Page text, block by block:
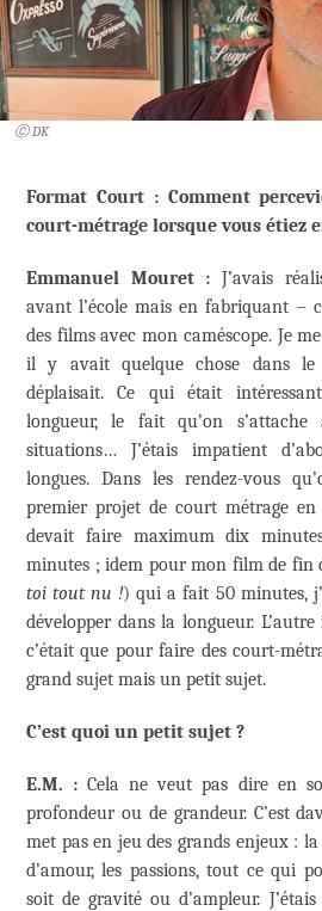
Ⓒ DK
Format Court : Comment
court-métrage lorsque vous étiez
Emmanuel Mouret : J’avais
avant l’école mais en fabriquant –
des films avec mon caméscope. Je
il y avait quelque chose dans
déplaisait. Ce qui était
longueur, le fait qu’on s’attache
situations… J’étais impatient
longues. Dans les rendez-vous
premier projet de court métrage
devait faire maximum dix
minutes ; idem pour mon film de fin
toi tout nu !) qui a fait 50 minutes,
développer dans la longueur.
c’était que pour faire des court-
grand sujet mais un petit sujet.
C’est quoi un petit sujet ?
E.M. : Cela ne veut pas dire en
profondeur ou de grandeur. C’est
met pas en jeu des grands enjeux :
d’amour, les passions, tout ce qui
soit de gravité ou d’ampleur.